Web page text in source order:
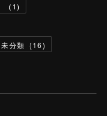
(1)
未分類 (16)